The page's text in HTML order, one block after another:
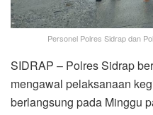
Personel Polres Sidrap dan
SIDRAP – Polres Sidrap
mengawal pelaksanaan
berlangsung pada Minggu